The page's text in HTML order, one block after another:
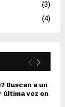
(3)
(4)
Buscan a un
última vez en